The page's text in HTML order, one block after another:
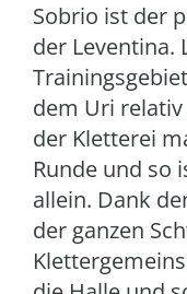
Sobrio ist der
der Leventina.
dem Uri
der Kletterei
Runde und so
allein. Dank
der ganzen